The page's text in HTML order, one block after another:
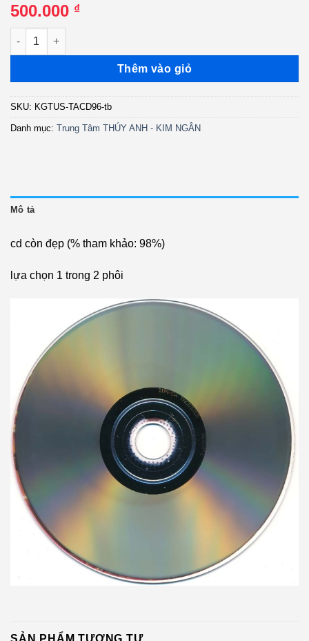
500.000 ₫
TACD96 - Ngẫu Hứng Lý Qua Cầu - Hương Lan (TB) KGTUS
Thêm vào giỏ
SKU: KGTUS-TACD96-tb
Danh mục: Trung Tâm THÚY ANH - KIM NGÂN
Mô tả
cd còn đẹp (% tham khảo: 98%)
lựa chọn 1 trong 2 phôi